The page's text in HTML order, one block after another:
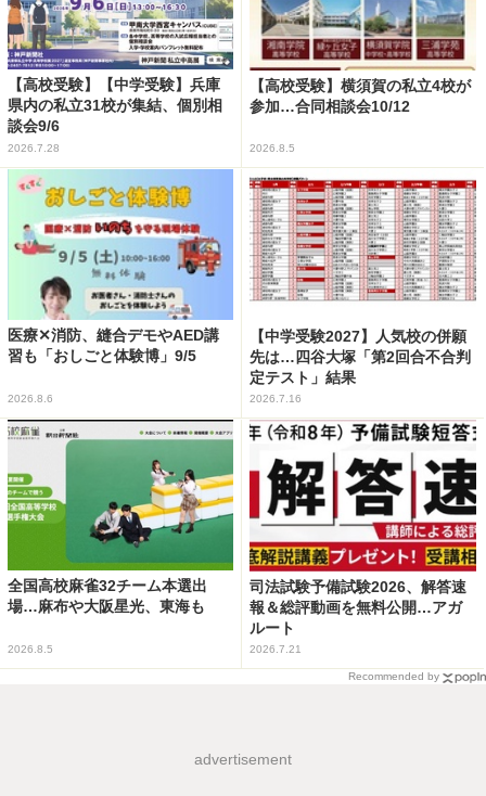
【高校受験】【中学受験】兵庫
県内の私立31校が集結、個別相
談会9/6
2026.7.28
【高校受験】横須賀の私立4校が
参加…合同相談会10/12
2026.8.5
医療✕消防、縫合デモやAED講
習も「おしごと体験博」9/5
2026.8.6
【中学受験2027】人気校の併願
先は…四谷大塚「第2回合不合判
定テスト」結果
2026.7.16
全国高校麻雀32チーム本選出
場…麻布や大阪星光、東海も
2026.8.5
司法試験予備試験2026、解答速
報＆総評動画を無料公開…アガ
ルート
2026.7.21
Recommended by
advertisement